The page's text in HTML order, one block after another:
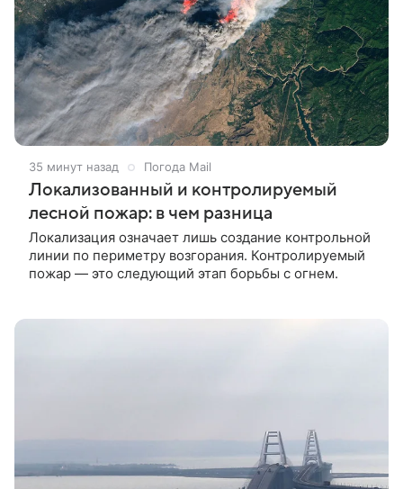
35 минут назад Погода Mail
Локализованный и контролируемый
лесной пожар: в чем разница
Локализация означает лишь создание контрольной
линии по периметру возгорания. Контролируемый
пожар — это следующий этап борьбы с огнем.